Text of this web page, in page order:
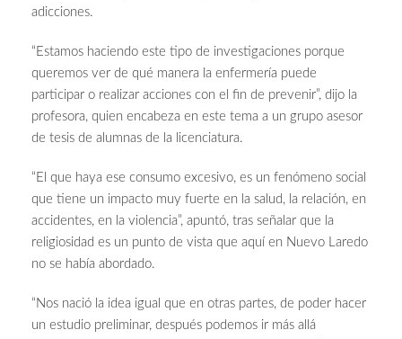
adicciones.
“Estamos haciendo este tipo de investigaciones porque
queremos ver de qué manera la enfermería puede
participar o realizar acciones con el fin de prevenir”, dijo la
profesora, quien encabeza en este tema a un grupo asesor
de tesis de alumnas de la licenciatura.
“El que haya ese consumo excesivo, es un fenómeno social
que tiene un impacto muy fuerte en la salud, la relación, en
accidentes, en la violencia”, apuntó, tras señalar que la
religiosidad es un punto de vista que aquí en Nuevo Laredo
no se había abordado.
“Nos nació la idea igual que en otras partes, de poder hacer
un estudio preliminar, después podemos ir más allá